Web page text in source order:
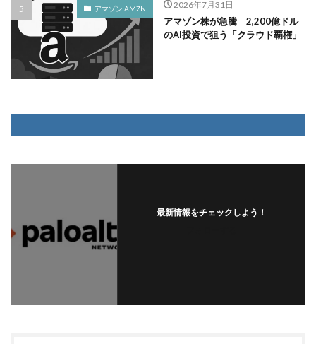
アマゾン AMZN 2026年7月31日
アマゾン株が急騰 2,200億ドル
のAI投資で狙う「クラウド覇権」
最新情報をチェックしよう！